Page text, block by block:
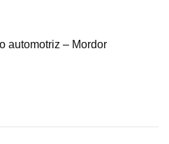
automotriz – Mordor